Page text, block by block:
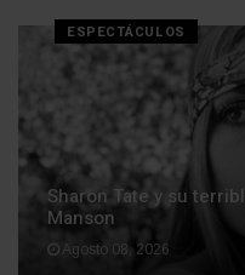
ESPECTÁCULOS
Sharon Tate y su
Manson
Agosto 08, 2026